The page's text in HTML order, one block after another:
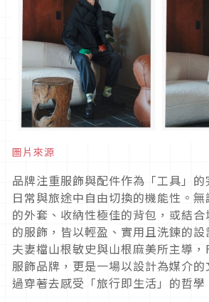
圖片來源
品牌注重服飾與配件作為「工具」
日常與旅途中自由切換的機能性。
的外套、收納性極佳的背包，或結
的服飾，皆以輕盈、實用且洗鍊的
夫妻檔山根敏史與山根麻美所主導
服飾品牌，更是一場以設計為媒介
過穿著去感受「旅行即生活」的哲學